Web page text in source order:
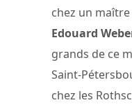
chez un maître
Edouard
grands de ce
Saint-
chez les